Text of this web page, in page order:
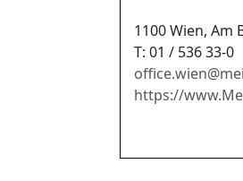
1100 Wien, Am
T: 01 / 536 33-0
office.wien@
https://